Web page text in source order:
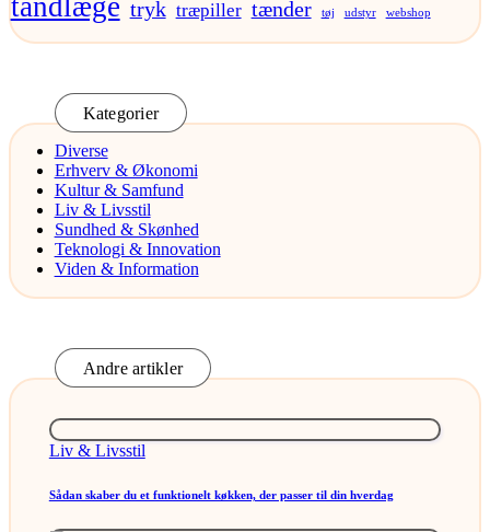
tandlæge tryk træpiller tænder tøj udstyr webshop
Kategorier
Diverse
Erhverv & Økonomi
Kultur & Samfund
Liv & Livsstil
Sundhed & Skønhed
Teknologi & Innovation
Viden & Information
Andre artikler
Posted
Liv & Livsstil
Sådan skaber du et funktionelt køkken, der passer til din hverdag